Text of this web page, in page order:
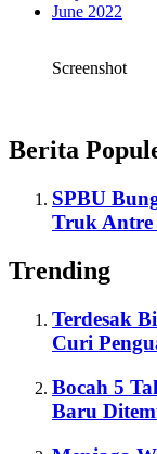
June 2022
Screenshot
Berita
SPBU
Truk Antre
Trending
Terdesak
Curi
Bocah 5
Baru